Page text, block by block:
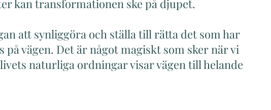
kan transformationen ske på djupet.
att synliggöra och ställa till rätta det som har
på vägen. Det är något magiskt som sker när vi
naturliga ordningar visar vägen till helande